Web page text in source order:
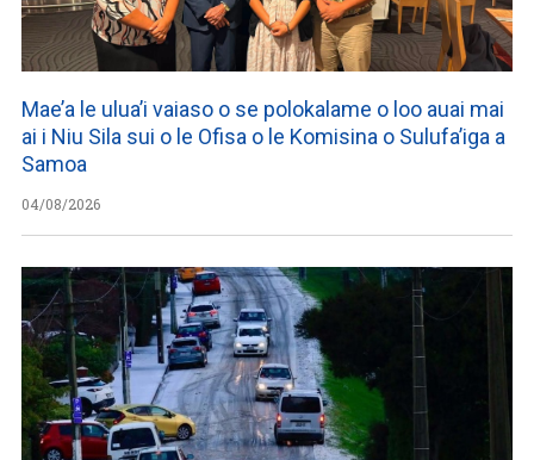
Mae’a le ulua’i vaiaso o se polokalame o loo auai mai
ai i Niu Sila sui o le Ofisa o le Komisina o Sulufa’iga a
Samoa
04/08/2026